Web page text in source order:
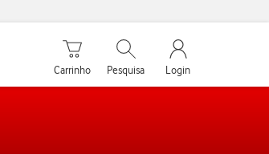
Carrinho de compras
Carrinho
Pesquisar
Pesquisa
My Vodafone
Login